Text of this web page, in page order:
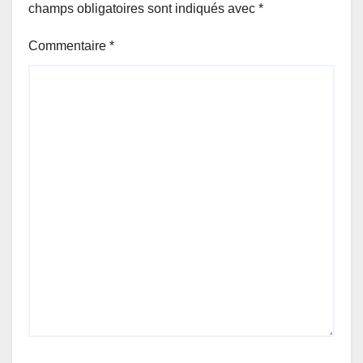
champs obligatoires sont indiqués avec *
Commentaire *